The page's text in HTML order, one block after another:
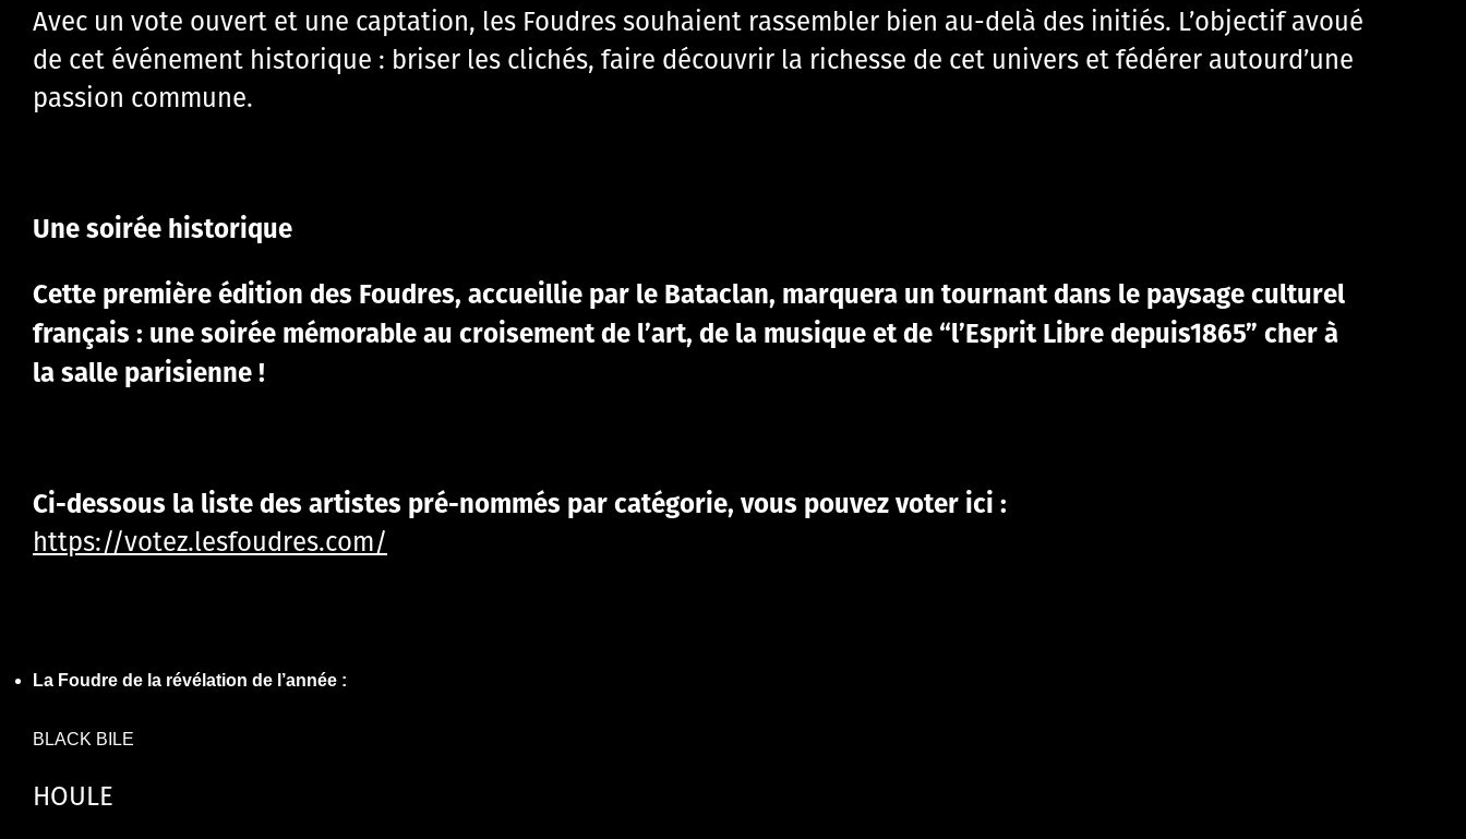
Avec un vote ouvert et une captation, les Foudres souhaient rassembler bien au-delà des initiés. L’objectif avoué
de cet événement historique : briser les clichés, faire découvrir la richesse de cet univers et fédérer autourd’une
passion commune.
Une soirée historique
Cette première édition des Foudres, accueillie par le Bataclan, marquera un tournant dans le paysage culturel
français : une soirée mémorable au croisement de l’art, de la musique et de “l’Esprit Libre depuis1865” cher à
la salle parisienne !
Ci-dessous la liste des artistes pré-nommés par catégorie, vous pouvez voter ici :
https://votez.lesfoudres.com/
La Foudre de la révélation de l’année :
BLACK BILE
HOULE